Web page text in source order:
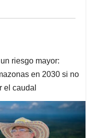
riesgo mayor:
en 2030 si no
el caudal